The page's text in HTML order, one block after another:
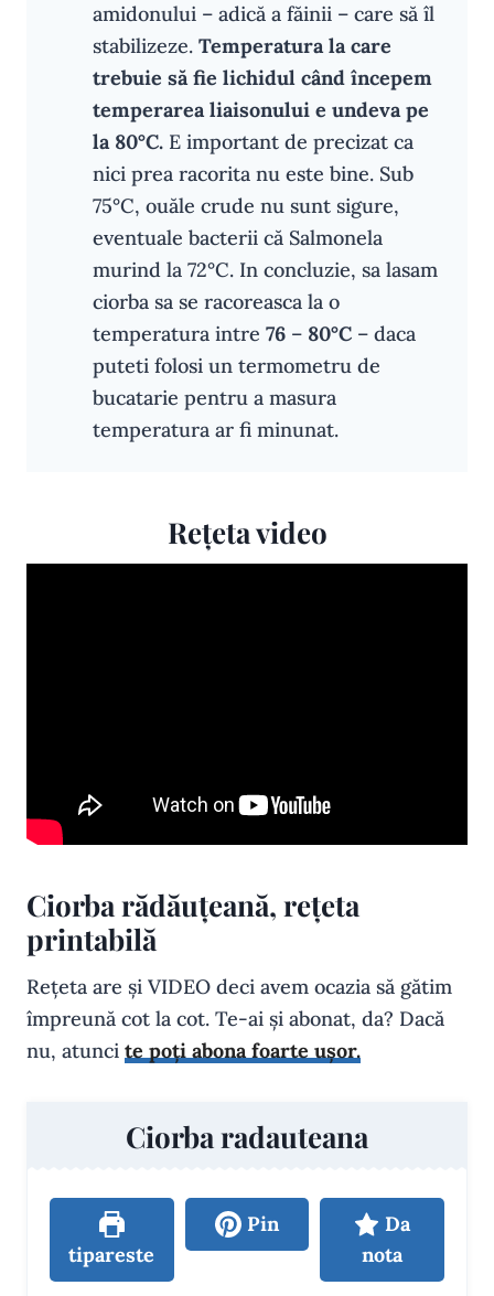
amidonului – adică a făinii – care să îl
stabilizeze. Temperatura la care
trebuie să fie lichidul când începem
temperarea liaisonului e undeva pe
la 80°C. E important de precizat ca
nici prea racorita nu este bine. Sub
75°C, ouăle crude nu sunt sigure,
eventuale bacterii că Salmonela
murind la 72°C. In concluzie, sa lasam
ciorba sa se racoreasca la o
temperatura intre 76 – 80°C – daca
puteti folosi un termometru de
bucatarie pentru a masura
temperatura ar fi minunat.
Rețeta video
Ciorba rădăuțeană, rețeta
printabilă
Rețeta are și VIDEO deci avem ocazia să gătim
împreună cot la cot. Te-ai și abonat, da? Dacă
nu, atunci te poți abona foarte ușor.
Ciorba radauteana
tipareste
Pin
Da
nota